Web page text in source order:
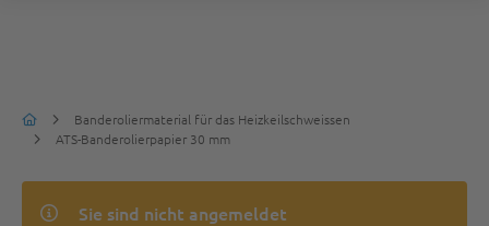
Banderoliermaterial für das Heizkeilschweissen
ATS-Banderolierpapier 30 mm
Sie sind nicht angemeldet